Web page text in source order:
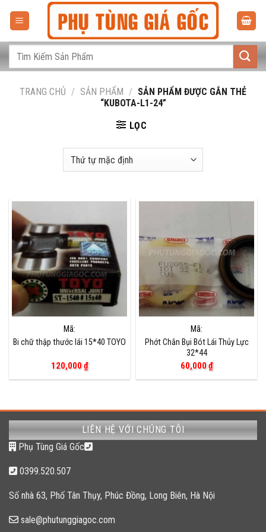
dungTìm
TRANG CHỦ / SẢN PHẨM / SẢN PHẨM ĐƯỢC GẮN THẺ
“KUBOTA-L1-24”
LỌC
Mã:
Bi chữ thập thước lái 15*40 TOYO
120,000₫
Mã:
Phớt Chắn Bụi Bót Lái Thủy Lực
32*44
60,000₫
LIÊN HỆ VỚI CHÚNG TÔI
Phụ Tùng Giá Gốc
0399.520.507
Số nhà 63, Phố Tân Thụy, Phúc Đồng, Long Biên, Hà Nội
sale@phutunggiagoc.com